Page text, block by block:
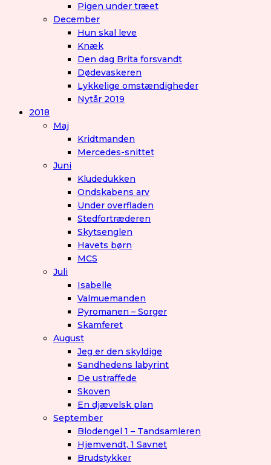
Pigen under træet
December
Hun skal leve
Knæk
Den dag Brita forsvandt
Dødevaskeren
Lykkelige omstændigheder
Nytår 2019
2018
Maj
Kridtmanden
Mercedes-snittet
Juni
Kludedukken
Ondskabens arv
Under overfladen
Stedfortræderen
Skytsenglen
Havets børn
MCS
Juli
Isabelle
Valmuemanden
Pyromanen – Sorger
Skamferet
August
Jeg er den skyldige
Sandhedens labyrint
De ustraffede
Skoven
En djævelsk plan
September
Blodengel 1 – Tandsamleren
Hjemvendt, 1 Savnet
Brudstykker